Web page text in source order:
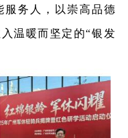
服务人，以崇高品德
温暖而坚定的“银发